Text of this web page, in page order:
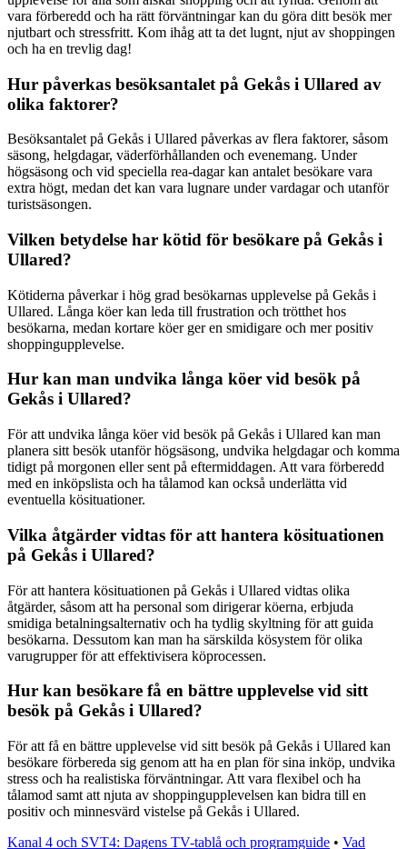
vara förberedd och ha rätt förväntningar kan du göra ditt besök mer
njutbart och stressfritt. Kom ihåg att ta det lugnt, njut av shoppingen
och ha en trevlig dag!
Hur påverkas besöksantalet på Gekås i Ullared av
olika faktorer?
Besöksantalet på Gekås i Ullared påverkas av flera faktorer, såsom
säsong, helgdagar, väderförhållanden och evenemang. Under
högsäsong och vid speciella rea-dagar kan antalet besökare vara
extra högt, medan det kan vara lugnare under vardagar och utanför
turistsäsongen.
Vilken betydelse har kötid för besökare på Gekås i
Ullared?
Kötiderna påverkar i hög grad besökarnas upplevelse på Gekås i
Ullared. Långa köer kan leda till frustration och trötthet hos
besökarna, medan kortare köer ger en smidigare och mer positiv
shoppingupplevelse.
Hur kan man undvika långa köer vid besök på
Gekås i Ullared?
För att undvika långa köer vid besök på Gekås i Ullared kan man
planera sitt besök utanför högsäsong, undvika helgdagar och komma
tidigt på morgonen eller sent på eftermiddagen. Att vara förberedd
med en inköpslista och ha tålamod kan också underlätta vid
eventuella kösituationer.
Vilka åtgärder vidtas för att hantera kösituationen
på Gekås i Ullared?
För att hantera kösituationen på Gekås i Ullared vidtas olika
åtgärder, såsom att ha personal som dirigerar köerna, erbjuda
smidiga betalningsalternativ och ha tydlig skyltning för att guida
besökarna. Dessutom kan man ha särskilda kösystem för olika
varugrupper för att effektivisera köprocessen.
Hur kan besökare få en bättre upplevelse vid sitt
besök på Gekås i Ullared?
För att få en bättre upplevelse vid sitt besök på Gekås i Ullared kan
besökare förbereda sig genom att ha en plan för sina inköp, undvika
stress och ha realistiska förväntningar. Att vara flexibel och ha
tålamod samt att njuta av shoppingupplevelsen kan bidra till en
positiv och minnesvärd vistelse på Gekås i Ullared.
Kanal 4 och SVT4: Dagens TV-tablå och programguide • Vad